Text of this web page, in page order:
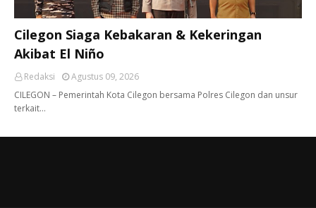
Cilegon Siaga Kebakaran & Kekeringan
Akibat El Niño
Redaksi
Agustus 09, 2026
CILEGON – Pemerintah Kota Cilegon bersama Polres Cilegon dan unsur
terkait…